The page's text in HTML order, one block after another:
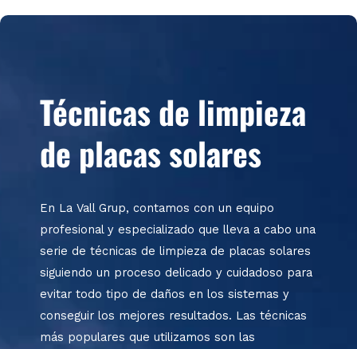
Técnicas de limpieza
de placas solares
En La Vall Grup, contamos con un equipo
profesional y especializado que lleva a cabo una
serie de técnicas de limpieza de placas solares
siguiendo un proceso delicado y cuidadoso para
evitar todo tipo de daños en los sistemas y
conseguir los mejores resultados. Las técnicas
más populares que utilizamos son las